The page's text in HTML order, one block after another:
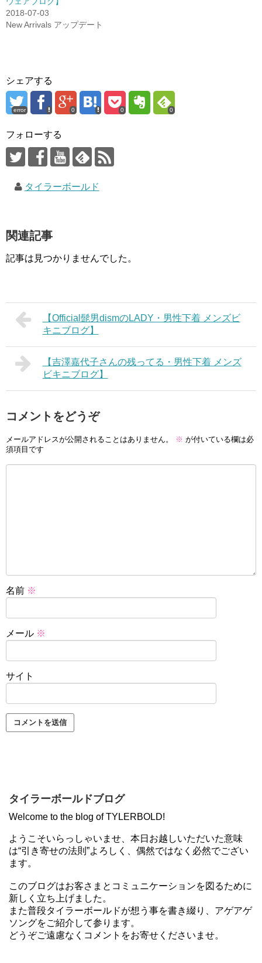
2018-07-03
New Arrivals アップデート
シェアする
error 0 0 0
フォローする
タイラーボールド
関連記事
記事は見つかりませんでした。
【Official髭男dismのLADY・男性下着 メンズビ
キニブログ】
【吉澤嘉代子さんの残ってる・男性下着 メンズ
ビキニブログ】
コメントをどうぞ
メールアドレスが公開されることはありません。 ※ が付いている欄は必
須項目です
名前 ※
メール ※
サイト
タイラーボールドブログ
Welcome to the blog of TYLERBOLD!
ようこそいらっしゃいませ、本日お越しいただいた意味
は“引き寄せの法則”よろしく、偶然ではなく必然でござい
ます。
このブログはお客さまとコミュニケーションを図るために
新しく立ち上げました。
また普段タイラーボールドが想う事を書き綴り、アゲアゲ
ソングをご紹介して参ります。
どうぞご遠慮なくコメントをお寄せくださいませ。